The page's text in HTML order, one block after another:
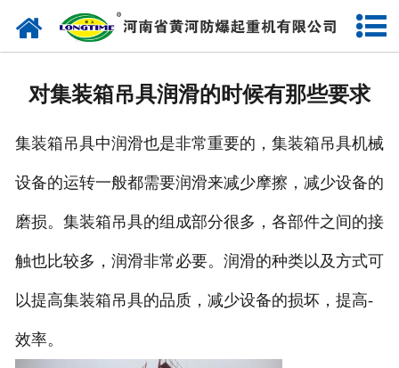
网站首页
企业实力
联系我们
对集装箱吊具润滑的时候有那些要求
集装箱吊具中润滑也是非常重要的，集装箱吊具机械
设备的运转一般都需要润滑来减少摩擦，减少设备的
磨损。集装箱吊具的组成部分很多，各部件之间的接
触也比较多，润滑非常必要。润滑的种类以及方式可
以提高集装箱吊具的品质，减少设备的损坏，提高-
效率。